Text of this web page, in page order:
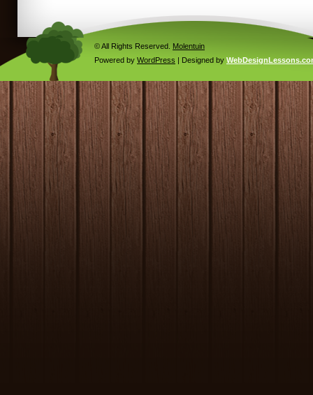
© All Rights Reserved. Molentuin
Powered by WordPress | Designed by